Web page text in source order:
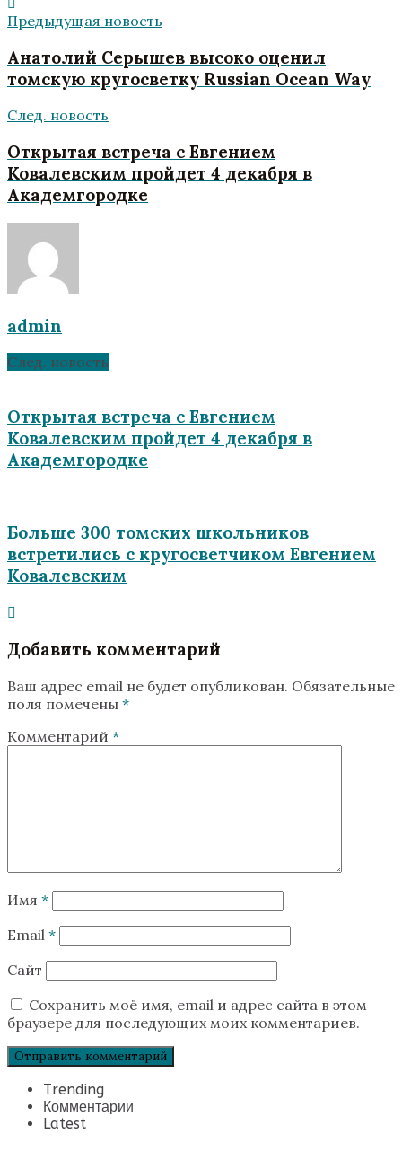
Предыдущая новость
Анатолий Серышев высоко оценил
томскую кругосветку Russian Ocean Way
След. новость
Открытая встреча с Евгением
Ковалевским пройдет 4 декабря в
Академгородке
admin
След. новость
Открытая встреча с Евгением
Ковалевским пройдет 4 декабря в
Академгородке
Больше 300 томских школьников
встретились с кругосветчиком Евгением
Ковалевским
Добавить комментарий
Ваш адрес email не будет опубликован. Обязательные
поля помечены *
Комментарий *
Имя *
Email *
Сайт
Сохранить моё имя, email и адрес сайта в этом
браузере для последующих моих комментариев.
Trending
Комментарии
Latest